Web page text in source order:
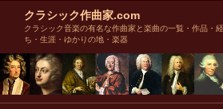
クラシック作曲家.com
クラシック音楽の有名な作曲家と楽曲の一覧・作品・
ち・生涯・ゆかりの地・楽器